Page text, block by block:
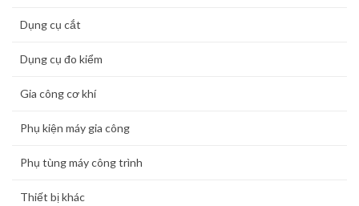
Dụng cụ cắt
Dụng cụ đo kiểm
Gia công cơ khí
Phụ kiện máy gia công
Phụ tùng máy công trình
Thiết bị khác